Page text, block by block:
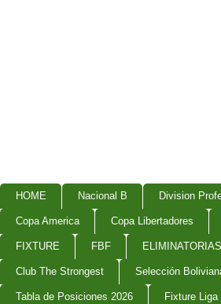
HOME Nacional B Division
Copa America Copa Libertadores
FIXTURE FBF ELIMINATORIAS
Club The Strongest Selección
Tabla de Posiciones 2026 Fixture Liga